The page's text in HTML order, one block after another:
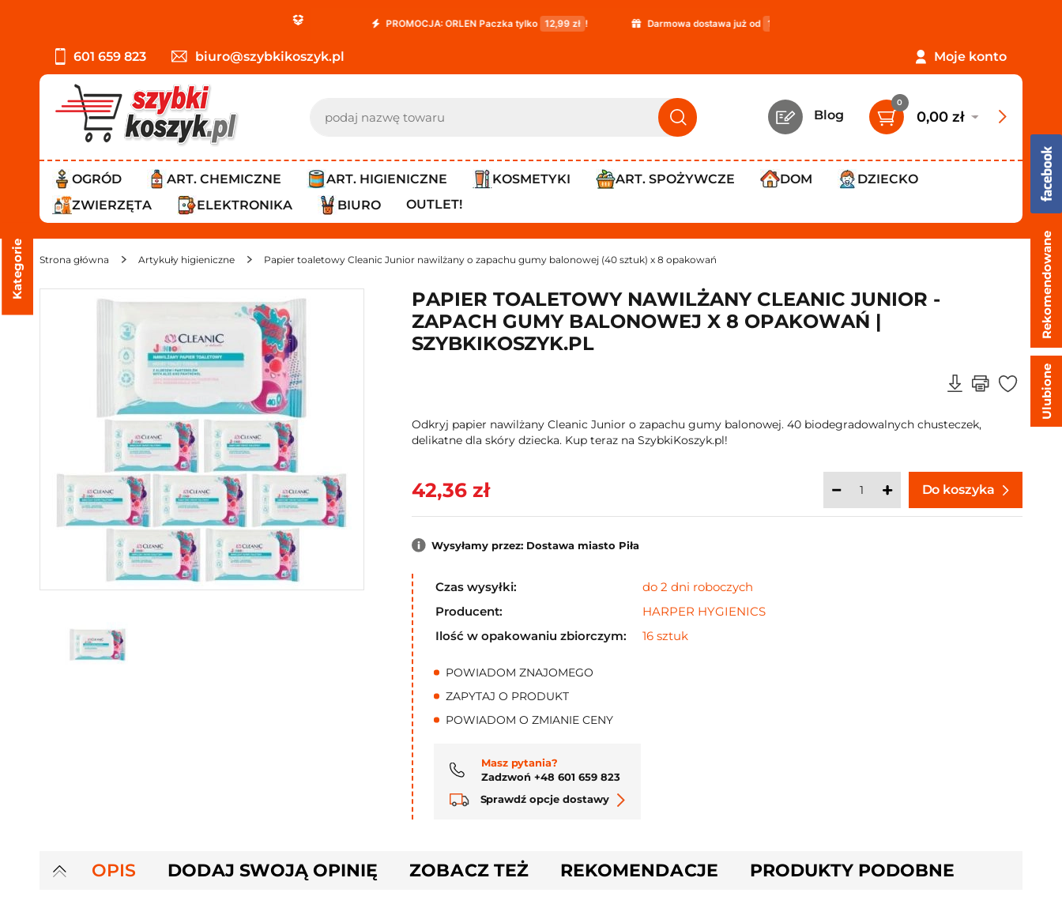
PROMOCJA: ORLEN Paczka tylko 12,99 zł ! Darmowa dostawa już od 119,99 zł !
601 659 823 biuro@szybkikoszyk.pl Moje konto
Blog
0
0,00 zł
OGRÓD ART. CHEMICZNE ART. HIGIENICZNE KOSMETYKI ART. SPOŻYWCZE DOM
DZIECKO
ZWIERZĘTA
ELEKTRONIKA BIURO OUTLET!
Strona główna Artykuły higieniczne Papier toaletowy Cleanic Junior nawilżany o zapachu gumy balonowej (40 sztuk) x 8 opakowań
Kategorie
PAPIER TOALETOWY NAWILŻANY CLEANIC JUNIOR -
ZAPACH GUMY BALONOWEJ X 8 OPAKOWAŃ |
SZYBKIKOSZYK.PL
Odkryj papier nawilżany Cleanic Junior o zapachu gumy balonowej. 40 biodegradowalnych chusteczek,
delikatne dla skóry dziecka. Kup teraz na SzybkiKoszyk.pl!
42,36 zł Do koszyka
Wysyłamy przez: Dostawa miasto Piła
Czas wysyłki:
do 2 dni roboczych
Producent:
HARPER HYGIENICS
Ilość w opakowaniu zbiorczym:
16 sztuk
POWIADOM ZNAJOMEGO
ZAPYTAJ O PRODUKT
POWIADOM O ZMIANIE CENY
Masz pytania?
Zadzwoń +48 601 659 823
Sprawdź opcje dostawy
OPIS DODAJ SWOJĄ OPINIĘ ZOBACZ TEŻ REKOMENDACJE PRODUKTY PODOBNE
Rekomendowane
Ulubione